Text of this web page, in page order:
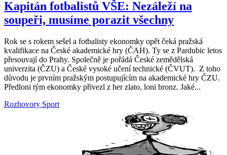
Kapitán fotbalistů VŠE: Nezáleží na
soupeři, musíme porazit všechny
Rok se s rokem sešel a fotbalisty ekonomky opět čeká pražská
kvalifikace na České akademické hry (ČAH). Ty se z Pardubic letos
přesouvají do Prahy. Společně je pořádá České zemědělská
univerzita (ČZU) a České vysoké učení technické (ČVUT). Z toho
důvodu je prvním pražským postupujícím na akademické hry ČZU.
Předloni tým ekonomky přivezl z her zlato, loni bronz. Jaké...
Rozhovory Sport